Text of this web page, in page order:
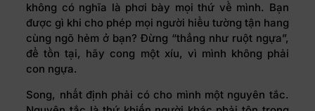
không có nghĩa là phơi bày mọi thứ về mình. Bạn
được gì khi cho phép mọi người hiểu tường tận hang
cùng ngõ hẻm ở bạn? Đừng “thẳng như ruột ngựa”,
để tồn tại, hãy cong một xíu, vì mình không phải
con ngựa.
Song, nhất định phải có cho mình một nguyên tắc.